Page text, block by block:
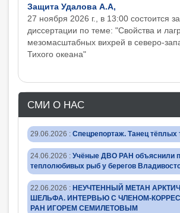
Защита Удалова А.А,
27 ноября 2026 г., в 13:00 состоится
диcсертации по теме: "Свойства и
мезомасштабных вихрей в северо-
Тихого океана"
СМИ О НАС
29.06.2026 : Спецрепортаж. Танец тёплых
24.06.2026 : Учёные ДВО РАН объяснили
теплолюбивых рыб у берегов
22.06.2026 : НЕУЧТЕННЫЙ МЕТАН
ШЕЛЬФА. ИНТЕРВЬЮ С ЧЛЕНОМ-
РАН ИГОРЕМ СЕМИЛЕТОВЫМ